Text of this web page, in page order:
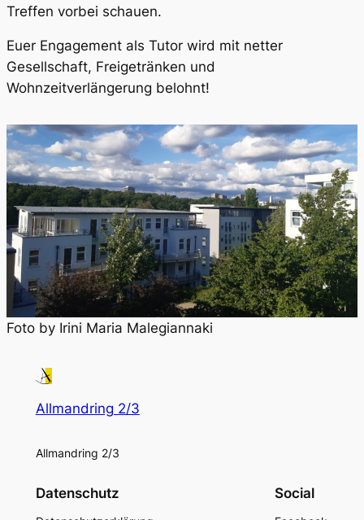
Treffen vorbei schauen.
Euer Engagement als Tutor wird mit netter
Gesellschaft, Freigetränken und
Wohnzeitverlängerung belohnt!
Foto by Irini Maria Malegiannaki
Allmandring 2/3
Allmandring 2/3
Datenschutz Social